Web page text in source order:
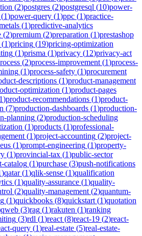
(2)postgres (2)postgresql (10)power-
(1)power-query (1)ppc (1)practice-
(1)predictive-analytics
(2)premium (2)preparation (1)prestashop
(1)pricing (19)pricing-optimization
(1)prisma (1)privacy (12)privacy-act
(2)process-improvement (1)process-
(1)process-safety (1)procurement
descriptions (1)product-management
optimization (1)product-pages
1)product-recommendations (1)product-
(7)production-dashboards (1)production-
planning (2)production-scheduling
(1)products (1)professional-
(1)project-accounting (2)project-
(1)prompt-engineering (1)property-
(1)provincial-tax (1)public-sector
catalog (1)purchase (3)push-notifications
)qatar(1)qlik-sense (1)qualification
(1)quality-assurance (1)quality-
(2)quality-management (2)quantum-
(1)quickbooks (8)quickstart (1)quotation
qweb (3)rag (1)rakuten (1)ranking
(3)rdl (1)react (8)react-19 (2)react-
query (1)real-estate (5)real-estate-